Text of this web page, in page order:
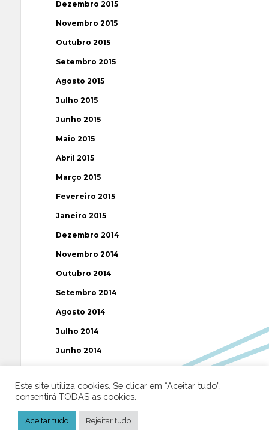
Dezembro 2015
Novembro 2015
Outubro 2015
Setembro 2015
Agosto 2015
Julho 2015
Junho 2015
Maio 2015
Abril 2015
Março 2015
Fevereiro 2015
Janeiro 2015
Dezembro 2014
Novembro 2014
Outubro 2014
Setembro 2014
Agosto 2014
Julho 2014
Junho 2014
Abril 2014
Fevereiro 2014
Este site utiliza cookies. Se clicar em “Aceitar tudo”,
consentirá TODAS as cookies.
Aceitar tudo Rejeitar tudo